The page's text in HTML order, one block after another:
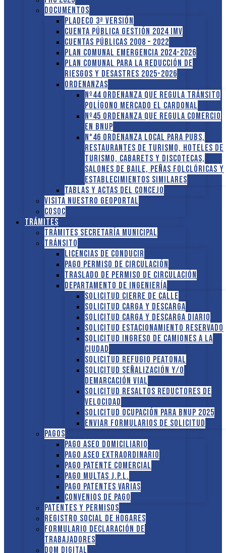
Documentos
PLADECO 3ª VERSIÓN
CUENTA PÚBLICA GESTIÓN 2024 IMV
Cuentas Públicas 2008 – 2022
PLAN COMUNAL EMERGENCIA 2024-2026
PLAN COMUNAL PARA LA REDUCCIÓN DE
RIESGOS Y DESASTRES 2025-2026
ORDENANZAS
Nº44 Ordenanza que regula tránsito
Polígono Mercado El Cardonal
Nº45 Ordenanza que regula comercio
en BNUP
N°46 Ordenanza local para pubs,
restaurantes de turismo, hoteles de
turismo, cabarets y discotecas,
salones de baile, peñas folclóricas y
establecimientos similares
Tablas y Actas del Concejo
Visita nuestro GEOPORTAL
COSOC
Trámites
Trámites Secretaría Municipal
Tránsito
Licencias de conducir
Pago Permiso de Circulación
Traslado de Permiso de circulación
Departamento de Ingeniería
Solicitud Cierre de calle
Solicitud Carga y descarga
Solicitud Carga y descarga diario
Solicitud Estacionamiento reservado
Solicitud Ingreso de camiones a la
ciudad
Solicitud Refugio peatonal
Solicitud Señalización y/o
demarcación vial
Solicitud Resaltos reductores de
velocidad
Solicitud Ocupación para BNUP 2025
ENVIAR FORMULARIOS DE SOLICITUD
Pagos
Pago Aseo domiciliario
Pago Aseo extraordinario
Pago Patente comercial
Pago multas J.P.L.
Pago Patentes varias
Convenios de pago
Patentes y Permisos
Registro social de hogares
FORMULARIO DECLARACIÓN DE
TRABAJADORES
DOM Digital